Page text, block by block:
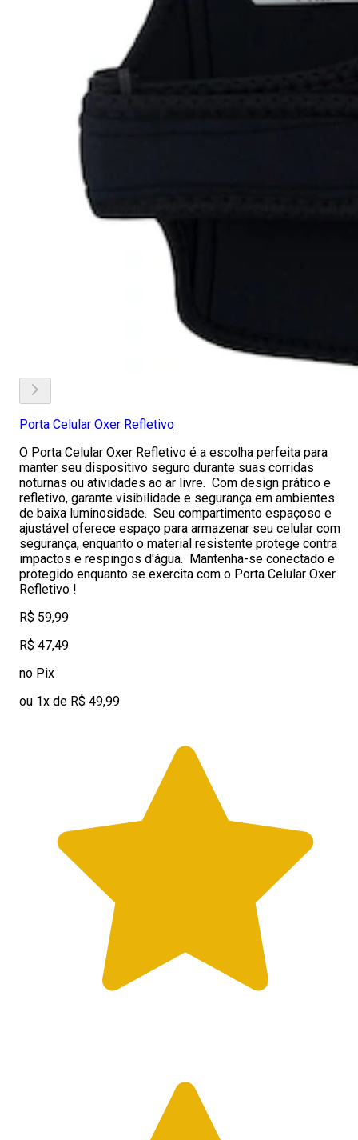
Porta Celular Oxer Refletivo
O Porta Celular Oxer Refletivo é a escolha perfeita para
manter seu dispositivo seguro durante suas corridas
noturnas ou atividades ao ar livre. Com design prático e
refletivo, garante visibilidade e segurança em ambientes
de baixa luminosidade. Seu compartimento espaçoso e
ajustável oferece espaço para armazenar seu celular com
segurança, enquanto o material resistente protege contra
impactos e respingos d'água. Mantenha-se conectado e
protegido enquanto se exercita com o Porta Celular Oxer
Refletivo !
R$ 59,99
R$ 47,49
no Pix
ou 1x de R$ 49,99